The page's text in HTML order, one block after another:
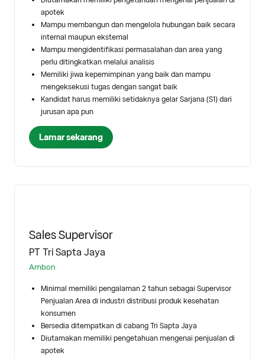
apotek
Mampu membangun dan mengelola hubungan baik secara
internal maupun eksternal
Mampu mengidentifikasi permasalahan dan area yang
perlu ditingkatkan melalui analisis
Memiliki jiwa kepemimpinan yang baik dan mampu
mengeksekusi tugas dengan sangat baik
Kandidat harus memiliki setidaknya gelar Sarjana (S1) dari
jurusan apa pun
Lamar sekarang
Sales Supervisor
PT Tri Sapta Jaya
Ambon
Minimal memiliki pengalaman 2 tahun sebagai Supervisor
Penjualan Area di industri distribusi produk kesehatan
konsumen
Bersedia ditempatkan di cabang Tri Sapta Jaya
Diutamakan memiliki pengetahuan mengenai penjualan di
apotek